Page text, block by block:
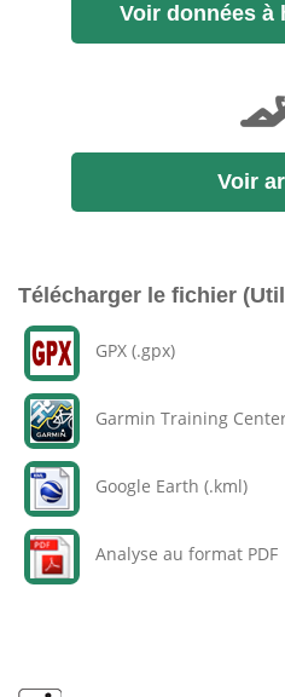
Voir données à
Voir
Télécharger le fichier
GPX (.gpx)
Garmin Training
Google Earth (.kml)
Analyse au format PDF